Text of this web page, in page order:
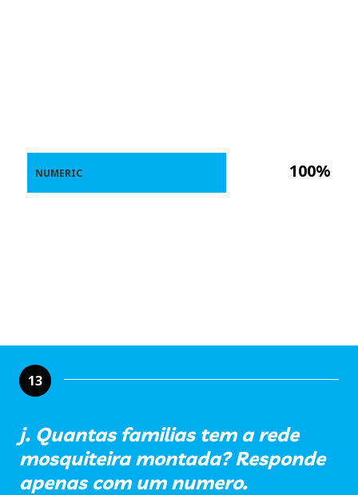
100%
NUMERIC
13
j. Quantas familias tem a rede
mosquiteira montada? Responde
apenas com um numero.